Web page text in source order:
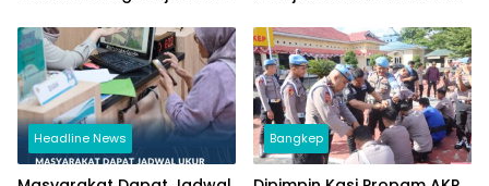
Pertanahan
Kembali Diakui
Headline News Bangkep